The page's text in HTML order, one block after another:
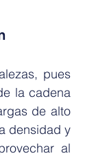
pues
la cadena
de alto
densidad y
al